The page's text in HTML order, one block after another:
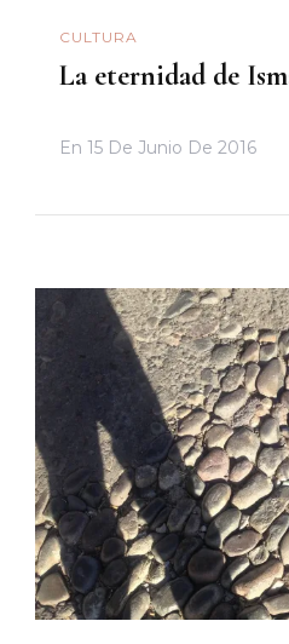
CULTURA
La eternidad de
En 15 De Junio De 2016